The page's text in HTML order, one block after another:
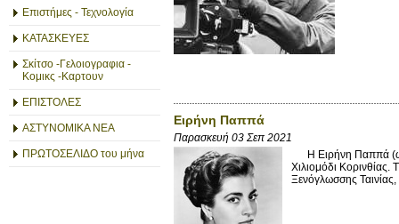
Επιστήμες - Τεχνολογία
ΚΑΤΑΣΚΕΥΕΣ
Σκίτσο -Γελοιογραφια -
Κομικς -Καρτουν
ΕΠΙΣΤΟΛΕΣ
ΑΣΤΥΝΟΜΙΚΑ ΝΕΑ
ΠΡΩΤΟΣΕΛΙΔΟ του μήνα
Ειρήνη Παππά
Παρασκευή 03 Σεπ 2021
Η Ειρήνη Παππά (ως
Χιλιομόδι
Ξενόγλωσσης